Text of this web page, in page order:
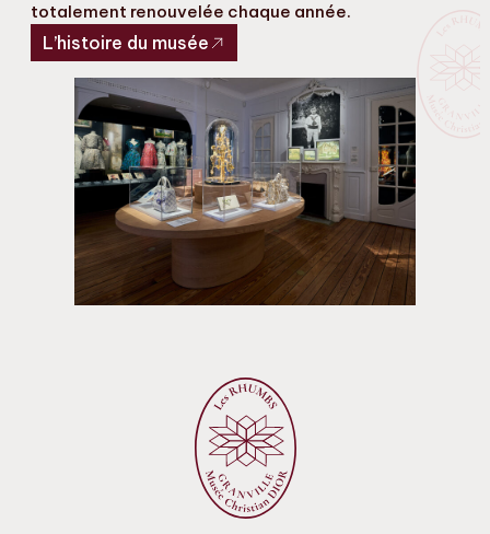
totalement renouvelée chaque année.
L’histoire du musée